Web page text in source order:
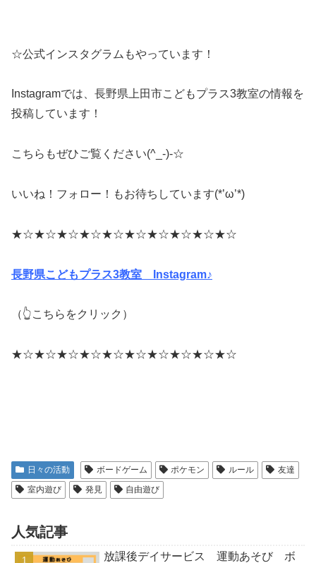
☆公式インスタグラムもやっています！
Instagramでは、長野県上田市こどもプラス3教室の情報を
投稿しています！
こちらもぜひご覧ください(^_-)-☆
いいね！フォロー！もお待ちしています(*’ω’*)
★☆★☆★☆★☆★☆★☆★☆★☆★☆★☆
長野県こどもプラス3教室 Instagram♪
（👆こちらをクリック）
★☆★☆★☆★☆★☆★☆★☆★☆★☆★☆
日々の活動 ボードゲーム ポケモン ルール
友達
室内遊び
発見 自由遊び
人気記事
放課後デイサービス 運動あそび ボ